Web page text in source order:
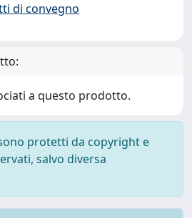
di convegno
a questo prodotto.
protetti da copyright e
salvo diversa